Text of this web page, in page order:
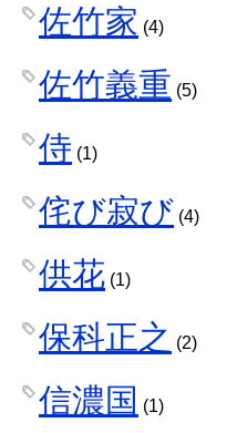
佐竹家 (4)
佐竹義重 (5)
侍 (1)
侘び寂び (4)
供花 (1)
保科正之 (2)
信濃国 (1)